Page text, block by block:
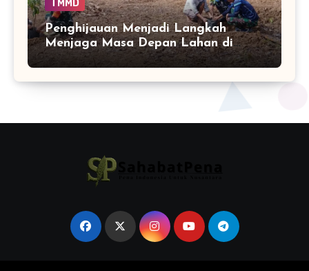
TMMD
Penghijauan Menjadi Langkah
Menjaga Masa Depan Lahan di
Bontocani